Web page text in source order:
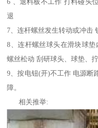
退
7、连杆螺丝发生转动或冲击
8、连杆螺丝球头在滑块球
螺丝松动 刮研球头、球垫、
9、按电钮(开)不工作 电源断
障。
相关推举: